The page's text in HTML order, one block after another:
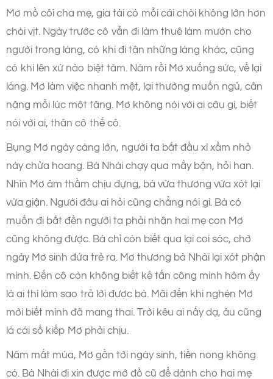
Mơ mồ côi cha mẹ, gia tài có mỗi cái chòi không lớn hơn
chòi vịt. Ngày trước cô vẫn đi làm thuê làm mướn cho
người trong làng, có khi đi tận những làng khác, cũng
có khi lên xứ nào biệt tăm. Năm rồi Mơ xuống sức, về lại
làng. Mơ làm việc nhanh mệt, lại thường muốn ngủ, cân
nặng mỗi lúc một tăng. Mơ không nói với ai câu gì, biết
nói với ai, thân cô thế cô.
Bụng Mơ ngày càng lớn, người ta bắt đầu xì xầm nhỏ
này chửa hoang. Bà Nhài chạy qua mấy bận, hỏi han.
Nhìn Mơ âm thầm chịu đựng, bà vừa thương vừa xót lại
vừa giận. Người đâu ai hỏi cũng chẳng nói gì. Bà có
muốn đi bắt đền người ta phải nhận hai mẹ con Mơ
cũng không được. Bà chỉ còn biết qua lại coi sóc, chờ
ngày Mơ sinh đứa trẻ ra. Mơ thương bà Nhài lại xót phận
mình. Đến cô còn không biết kẻ tấn công mình hôm ấy
là ai thì làm sao trả lời được bà. Mãi đến khi nghén Mơ
mới biết mình đã mang thai. Trời kêu ai nấy dạ, âu cũng
là cái số kiếp Mơ phải chịu.
Năm mất mùa, Mơ gần tới ngày sinh, tiền nong không
có. Bà Nhài đi xin được mớ đồ cũ để dành cho hai mẹ